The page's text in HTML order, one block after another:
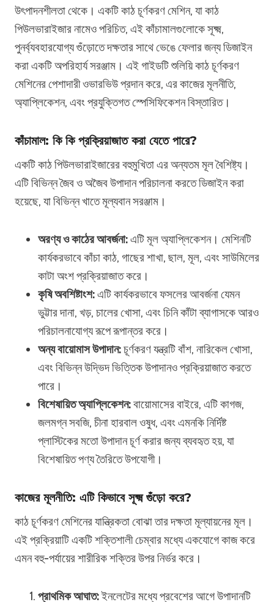
উৎপাদনশীলতা থেকে। একটি কাঠ চূর্ণকরণ মেশিন, যা কাঠ
পিউলভারাইজার নামেও পরিচিত, এই কাঁচামালগুলোকে সূক্ষ্ম,
পুনর্ব্যবহারযোগ্য গুঁড়োতে দক্ষতার সাথে ভেঙে ফেলার জন্য ডিজাইন
করা একটি অপরিহার্য সরঞ্জাম। এই গাইডটি শুলিয়ি কাঠ চূর্ণকরণ
মেশিনের পেশাদারী ওভারভিউ প্রদান করে, এর কাজের মূলনীতি,
অ্যাপ্লিকেশন, এবং প্রযুক্তিগত স্পেসিফিকেশন বিস্তারিত।
কাঁচামাল: কি কি প্রক্রিয়াজাত করা যেতে পারে?
একটি কাঠ পিউলভারাইজারের বহুমুখিতা এর অন্যতম মূল বৈশিষ্ট্য।
এটি বিভিন্ন জৈব ও অজৈব উপাদান পরিচালনা করতে ডিজাইন করা
হয়েছে, যা বিভিন্ন খাতে মূল্যবান সরঞ্জাম।
অরণ্য ও কাঠের আবর্জনা:এটি মূল অ্যাপ্লিকেশন। মেশিনটি
কার্যকরভাবে কাঁচা কাঠ, গাছের শাখা, ছাল, মূল, এবং সাউমিলের
কাটা অংশ প্রক্রিয়াজাত করে।
কৃষি অবশিষ্টাংশ:এটি কার্যকরভাবে ফসলের আবর্জনা যেমন
ভুট্টার দানা, খড়, চালের খোসা, এবং চিনি কাঁটা ব্যাগাসকে আরও
পরিচালনাযোগ্য রূপে রূপান্তর করে।
অন্য বায়োমাস উপাদান:চূর্ণকরণ যন্ত্রটি বাঁশ, নারিকেল খোসা,
এবং বিভিন্ন উদ্ভিদ ভিত্তিক উপাদানও প্রক্রিয়াজাত করতে
পারে।
বিশেষায়িত অ্যাপ্লিকেশন:বায়োমাসের বাইরে, এটি কাগজ,
জলমগ্ন সবজি, চীনা হারবাল ওষুধ, এবং এমনকি নির্দিষ্ট
প্লাস্টিকের মতো উপাদান চূর্ণ করার জন্য ব্যবহৃত হয়, যা
বিশেষায়িত পণ্য তৈরিতে উপযোগী।
কাজের মূলনীতি: এটি কিভাবে সূক্ষ্ম গুঁড়ো করে?
কাঠ চূর্ণকরণ মেশিনের যান্ত্রিকতা বোঝা তার দক্ষতা মূল্যায়নের মূল।
এই প্রক্রিয়াটি একটি শক্তিশালী চেম্বার মধ্যে একযোগে কাজ করে
এমন বহু-পর্যায়ের শারীরিক শক্তির উপর নির্ভর করে।
প্রাথমিক আঘাত:ইনলেটের মধ্যে প্রবেশের আগে উপাদানটি